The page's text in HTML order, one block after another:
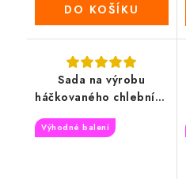
DO KOŠÍKU
Sada na výrobu
háčkovaného chlebníku
víno
Výhodné balení